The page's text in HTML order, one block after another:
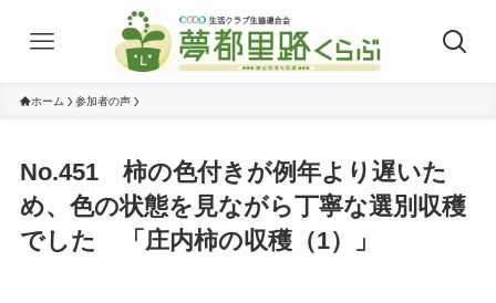
ホーム 参加者の声
No.451 柿の色付きが例年より遅いた
め、色の状態を見ながら丁寧な選別収穫
でした 「庄内柿の収穫（1）」